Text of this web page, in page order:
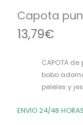
Capota
13,79€
CAPOTA
bobo
peleles y
ENVIO 24/48 HORAS
Crudo
cantidad